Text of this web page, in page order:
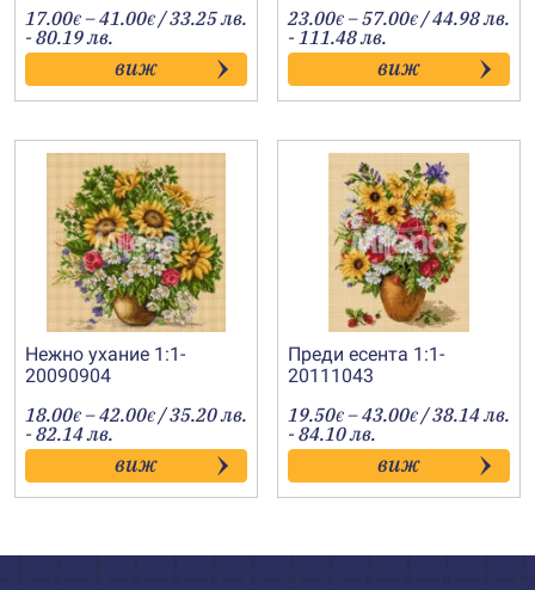
17.00€ –41.00€Price
range:
17.00€
through
41.00€
/ 33.25 лв.
- 80.19 лв.
виж
23.00€ –57.00€Price
range:
23.00€
through
57.00€
/ 44.98 лв.
- 111.48 лв.
виж
Нежно ухание 1:1-
20090904
18.00€ –42.00€Price
range:
18.00€
through
42.00€
/ 35.20 лв.
- 82.14 лв.
виж
Преди есента 1:1-
20111043
19.50€ –43.00€Price
range:
19.50€
through
43.00€
/ 38.14 лв.
- 84.10 лв.
виж